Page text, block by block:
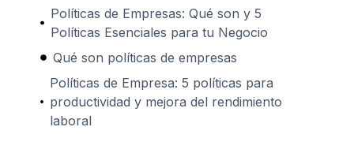
Políticas de Empresas: Qué son y 5
Políticas Esenciales para tu Negocio
Qué son políticas de empresas
Políticas de Empresa: 5 políticas para
productividad y mejora del rendimiento
laboral